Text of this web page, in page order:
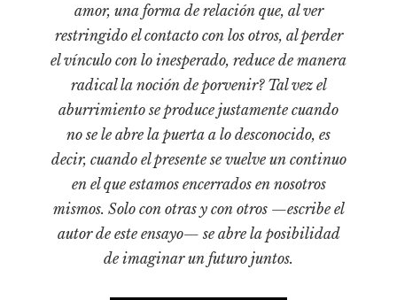
Libros usados
Literatura
Medioambiente
Narrativas visuales
Pensamiento
Pensamiento ilustrado
Personaje
Personajes secundarios
amor, una forma de relación que, al ver
restringido el contacto con los otros, al perder
el vínculo con lo inesperado, reduce de manera
radical la noción de porvenir? Tal vez el
aburrimiento se produce justamente cuando
no se le abre la puerta a lo desconocido, es
decir, cuando el presente se vuelve un continuo
en el que estamos encerrados en nosotros
mismos. Solo con otras y con otros —escribe el
autor de este ensayo— se abre la posibilidad
de imaginar un futuro juntos.